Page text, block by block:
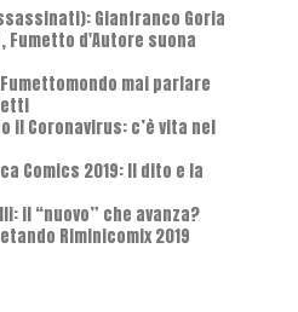
Gianfranco Goria
Fumetto d'Autore suona
mai parlare
il Coronavirus: c’è vita nel
Comics 2019: Il dito e la
il “nuovo” che avanza?
Riminicomix 2019